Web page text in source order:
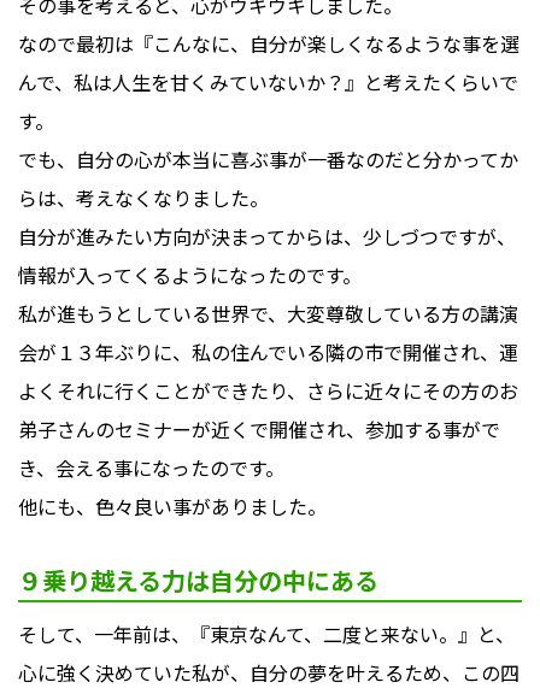
なので最初は『こんなに、自分が楽しくなるような事を選
んで、私は人生を甘くみていないか？』と考えたくらいで
す。
でも、自分の心が本当に喜ぶ事が一番なのだと分かってか
らは、考えなくなりました。
自分が進みたい方向が決まってからは、少しづつですが、
情報が入ってくるようになったのです。
私が進もうとしている世界で、大変尊敬している方の講演
会が１３年ぶりに、私の住んでいる隣の市で開催され、運
よくそれに行くことができたり、さらに近々にその方のお
弟子さんのセミナーが近くで開催され、参加する事がで
き、会える事になったのです。
他にも、色々良い事がありました。
９乗り越える力は自分の中にある
そして、一年前は、『東京なんて、二度と来ない。』と、
心に強く決めていた私が、自分の夢を叶えるため、この四